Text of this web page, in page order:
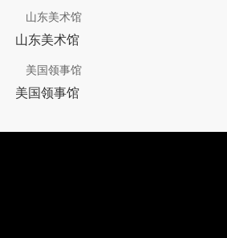
山东美术馆
美国领事馆